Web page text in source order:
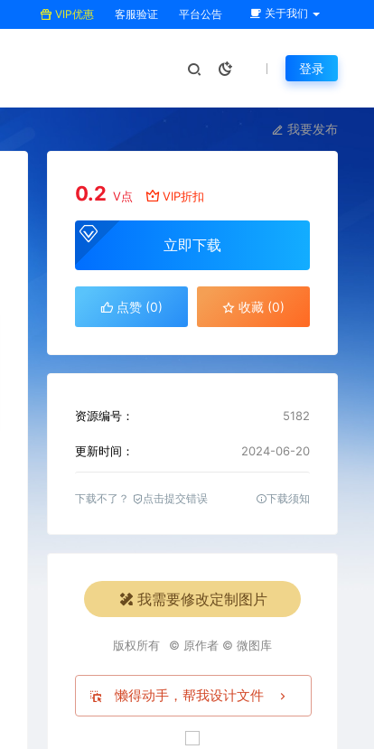
VIP优惠 客服验证 平台公告 关于我们
登录
我要发布
0.2 V点 VIP折扣
立即下载
点赞 (0) 收藏 (0)
资源编号： 5182
更新时间： 2024-06-20
下载不了？ 点击提交错误 下载须知
我需要修改定制图片
版权所有 © 原作者 © 微图库
懒得动手，帮我设计文件